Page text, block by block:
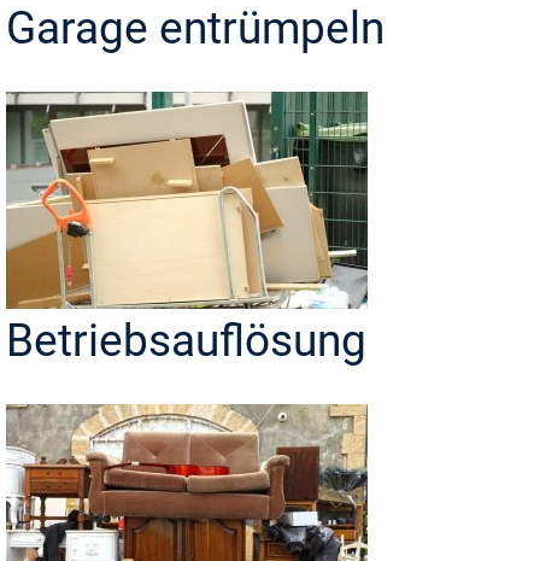
Garage entrümpeln
Betriebsauflösung